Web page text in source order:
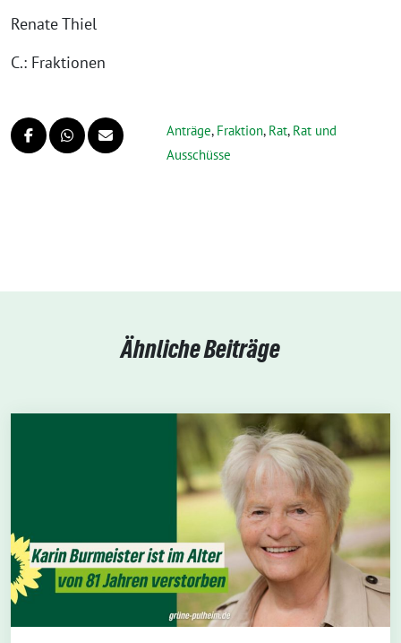
Renate Thiel
C.: Fraktionen
Anträge, Fraktion, Rat, Rat und
Ausschüsse
Ähnliche Beiträge